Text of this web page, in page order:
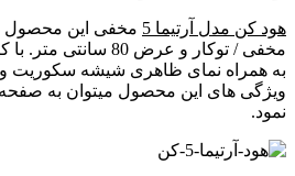
تومان۱۱.۰۲۰.۰۰۰
بود.
هود کن مدل آرتیما 5
مخفی این محصول
مخفی / توکار و عرض 80
به همراه نمای ظاهری شیشه سکوریت و
ویژگی های این محصول میتوان به
نمود.